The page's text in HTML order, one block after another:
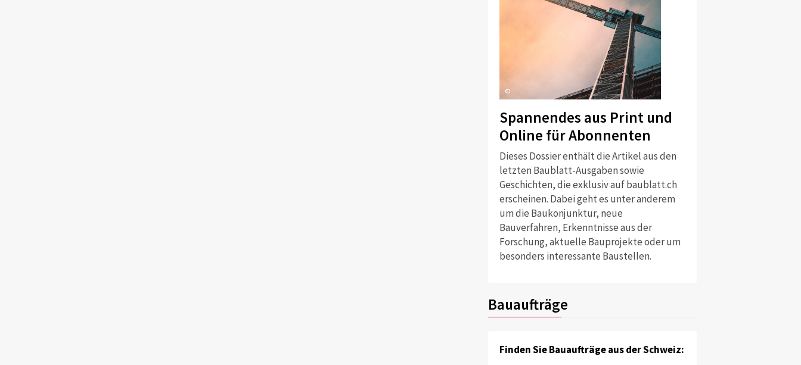
©
Spannendes aus Print und
Online für Abonnenten
Dieses Dossier enthält die Artikel aus den
letzten Baublatt-Ausgaben sowie
Geschichten, die exklusiv auf baublatt.ch
erscheinen. Dabei geht es unter anderem
um die Baukonjunktur, neue
Bauverfahren, Erkenntnisse aus der
Forschung, aktuelle Bauprojekte oder um
besonders interessante Baustellen.
Bauaufträge
Finden Sie Bauaufträge aus der Schweiz: